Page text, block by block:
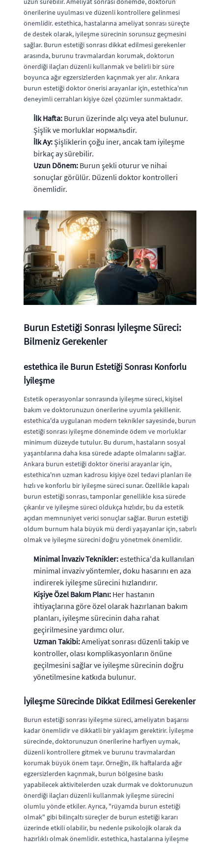
önerilerine uyulması ve düzenli kontrollere gelinmesi
önemlidir. estethica, hastalarına ameliyat sonrası süreçte
de destek olarak, iyileşme sürecinin sorunsuz geçmesini
sağlar. Burun estetiği sonrası dikkat edilmesi gerekenler
arasında, burunu travmalardan korumak, doktorun
önerdiği ilaçları düzenli kullanmak ve belirli bir süre
boyunca ağır egzersizlerden kaçınmak yer alır. Ankara
burun estetiği doktor önerisi arayanlar için, estethica'nın
deneyimli cerrahları kişiye özel çözümler sunmaktadır.
İlk Hafta: Burun üzerinde alçı veya atel bulunur.
Şişlik ve morluklar нормальdir.
İlk Ay: Şişliklerin çoğu iner, ancak tam iyileşme
birkaç ay sürebilir.
Uzun Dönem: Burun şekli oturur ve nihai
sonuçlar görülür. Düzenli doktor kontrolleri
önemlidir.
Burun Estetiği Sonrası İyileşme Süreci:
Bilmeniz Gerekenler
estethica ile Burun Estetiği Sonrası Konforlu
İyileşme
Estetik operasyonlar sonrasında iyileşme süreci, kişisel
bakım ve doktorunuzun önerilerine uyumla şekillenir.
estethica'da uygulanan modern teknikler sayesinde, burun
estetiği sonrası iyileşme döneminde ödem ve morluklar
minimum düzeyde tutulur. Bu durum, hastaların sosyal
yaşantılarına daha kısa sürede adapte olmalarını sağlar.
Ankara burun estetiği doktor önerisi arayanlar için,
estethica'nın uzman kadrosu kişiye özel tedavi planları ile
hızlı ve konforlu bir iyileşme süreci sunar. Özellikle kapalı
burun estetiği sonrası, tamponlar genellikle kısa sürede
çıkarılır ve iyileşme süreci oldukça hızlıdır, bu da estetik
açıdan memnuniyet verici sonuçlar sağlar. Burun estetiği
oldum burnum hala büyük mü derdi yaşayanlar için, sabırlı
olmak ve iyileşme sürecini doğru yönetmek önemlidir.
Minimal İnvaziv Teknikler:estethica'da kullanılan
minimal invaziv yöntemler, doku hasarını en aza
indirerek iyileşme sürecini hızlandırır.
Kişiye Özel Bakım Planı: Her hastanın
ihtiyaçlarına göre özel olarak hazırlanan bakım
planları, iyileşme sürecinin daha rahat
geçirilmesine yardımcı olur.
Uzman Takibi:Ameliyat sonrası düzenli takip ve
kontroller, olası komplikasyonların önüne
geçilmesini sağlar ve iyileşme sürecinin doğru
yönetilmesine katkıda bulunur.
İyileşme Sürecinde Dikkat Edilmesi Gerekenler
Burun estetiği sonrası iyileşme süreci, ameliyatın başarısı
kadar önemlidir ve dikkatli bir yaklaşım gerektirir. İyileşme
sürecinde, doktorunuzun önerilerine harfiyen uymak,
düzenli kontrollere gitmek ve burunu travmalardan
korumak büyük önem taşır. Örneğin, ilk haftalarda ağır
egzersizlerden kaçınmak, burun bölgesine baskı
yapabilecek aktivitelerden uzak durmak ve doktorunuzun
önerdiği ilaçları düzenli kullanmak iyileşme sürecini
olumlu yönde etkiler. Ayrıca, "rüyamda burun estetiği
olmak" gibi bilinçaltı süreçler de burun estetiği kararı
üzerinde etkili olabilir, bu nedenle psikolojik olarak da
hazırlıklı olmak önemlidir. estethica, hastalarına iyileşme